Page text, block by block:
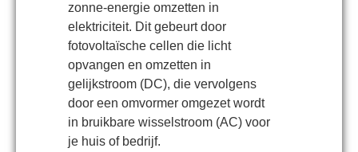
zonne-energie omzetten in
elektriciteit. Dit gebeurt door
fotovoltaïsche cellen die licht
opvangen en omzetten in
gelijkstroom (DC), die vervolgens
door een omvormer omgezet wordt
in bruikbare wisselstroom (AC) voor
je huis of bedrijf.